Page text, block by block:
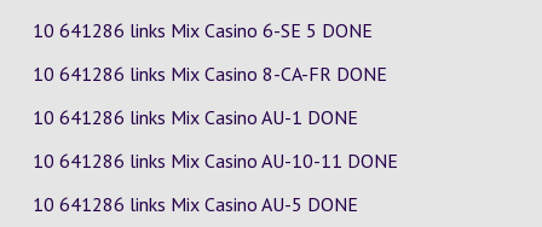
10 641286 links Mix Casino 6-SE 5 DONE
10 641286 links Mix Casino 8-CA-FR DONE
10 641286 links Mix Casino AU-1 DONE
10 641286 links Mix Casino AU-10-11 DONE
10 641286 links Mix Casino AU-5 DONE